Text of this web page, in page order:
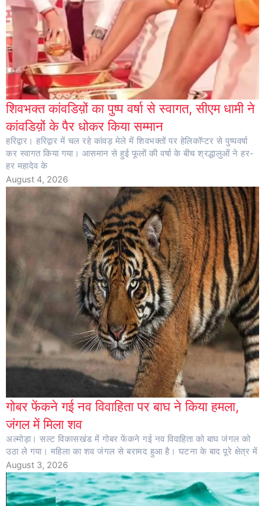
शिवभक्त कांवडिय़ों का पुष्प वर्षा से स्वागत, सीएम धामी ने
कांवडिय़ों के पैर धोकर किया सम्मान
हरिद्वार। हरिद्वार में चल रहे कांवड़ मेले में शिवभक्तों पर हेलिकॉप्टर से पुष्पवर्षा
कर स्वागत किया गया। आसमान से हुई फूलों की वर्षा के बीच श्रद्धालुओं ने हर-
हर महादेव के
August 4, 2026
गोबर फेंकने गई नव विवाहिता पर बाघ ने किया हमला,
जंगल में मिला शव
अल्मोड़ा। सल्ट विकासखंड में गोबर फेंकने गई नव विवाहिता को बाघ जंगल को
उठा ले गया। महिला का शव जंगल से बरामद हुआ है। घटना के बाद पूरे क्षेत्र में
August 3, 2026